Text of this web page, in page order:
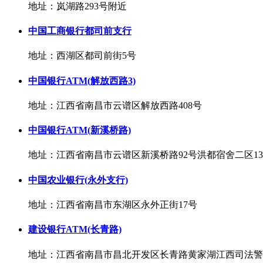
地址：岚湖路293号附近
中国工商银行都司前支行
地址：西湖区都司前街5号
中国银行ATM(解放西路3)
地址：江西省南昌市云谱区解放西路408号
中国银行ATM(新溪桥路)
地址：江西省南昌市云谱区新溪桥路92号洪都宿舍二区
中国农业银行(永外支行)
地址：江西省南昌市东湖区永外正街17号
建设银行ATM(长青路)
地址：江西省南昌市昌北开发区长青路黄家湖江西司法